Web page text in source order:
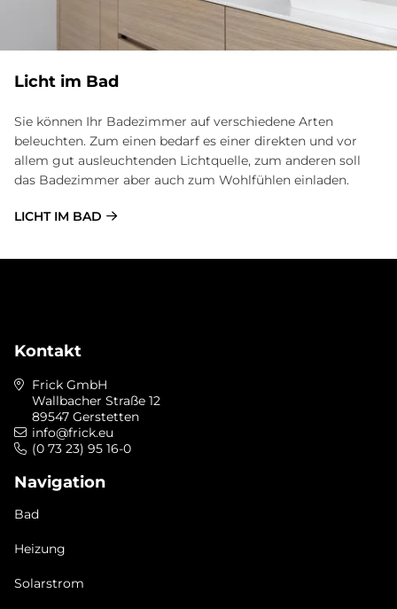
Licht im Bad
Sie können Ihr Badezimmer auf verschiedene Arten
beleuchten. Zum einen bedarf es einer direkten und vor
allem gut ausleuchtenden Lichtquelle, zum anderen soll
das Badezimmer aber auch zum Wohlfühlen einladen.
LICHT IM BAD
Kontakt
Frick GmbH
Wallbacher Straße 12
89547 Gerstetten
info@frick.eu
(0 73 23) 95 16-0
Navigation
Bad
Heizung
Solarstrom